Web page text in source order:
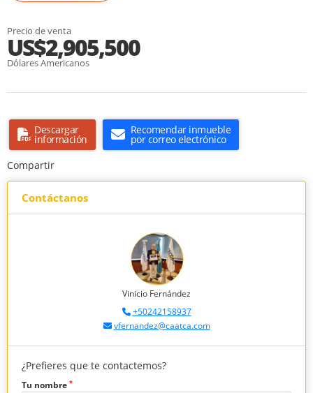
Precio de venta
US$2,905,500
Dólares Americanos
Descargar
información
Recomendar inmueble
por correo electrónico
Compartir
Contáctanos
Vinicio Fernández
+50242158937
vfernandez@caatca.com
¿Prefieres que te contactemos?
Tu nombre *